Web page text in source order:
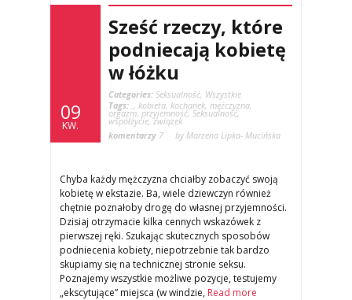
09
KW.
Sześć rzeczy, które
podniecają kobietę
w łóżku
Categories: Seksualność, Wszystkie
Tags: ., kobieta, kochanek, mężczyzna,
orgazm, przyjemność, Seksualność,
współżycie,związek
komentarzy 7 by Marzena Lipka- Mucińska
Chyba każdy mężczyzna chciałby zobaczyć swoją
kobietę w ekstazie. Ba, wiele dziewczyn również
chętnie poznałoby drogę do własnej przyjemności.
Dzisiaj otrzymacie kilka cennych wskazówek z
pierwszej ręki. Szukając skutecznych sposobów
podniecenia kobiety, niepotrzebnie tak bardzo
skupiamy się na technicznej stronie seksu.
Poznajemy wszystkie możliwe pozycje, testujemy
„ekscytujące” miejsca (w windzie, Read more